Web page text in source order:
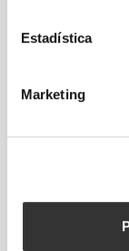
Estadística
Marketing
sujeción y la